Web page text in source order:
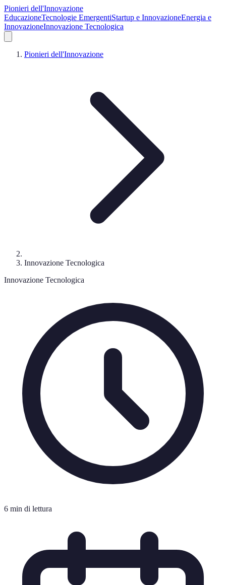
Pionieri dell'Innovazione
EducazioneTecnologie EmergentiStartup e InnovazioneEnergia e
InnovazioneInnovazione Tecnologica
Pionieri dell'Innovazione
Innovazione Tecnologica
Innovazione Tecnologica
6 min di lettura